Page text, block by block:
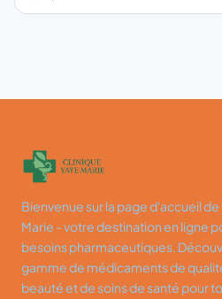
Bienvenue sur la page d'accueil de
Marie - votre destination en ligne
besoins pharmaceutiques.
gamme de médicaments de
beauté et de soins de santé pour